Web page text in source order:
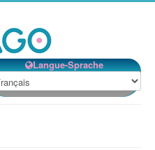
Langue-Sprache